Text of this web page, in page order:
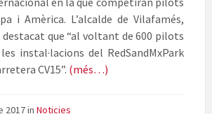
i Amèrica. L’alcalde de Vilafamés,
que “al voltant de 600 pilots
instal·lacions del RedSandMxPark
CV15”. (més…)
2017in Noticies